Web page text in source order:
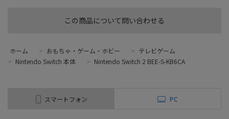
この商品について問い合わせる
ホーム > おもちゃ・ゲーム・ホビー > テレビゲーム
> Nintendo Switch 本体 > Nintendo Switch 2 BEE-S-KB6CA
スマートフォン PC